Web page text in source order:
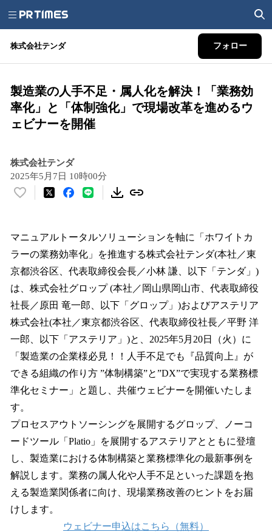
株式会社テンダ フォロー
製造業の人手不足・属人化を解決！「業務効
率化」と「体制強化」で現場改革を進めるウ
ェビナーを開催
株式会社テンダ
2025年5月7日 10時00分
い
！
読
込
み
中
で
す
マニュアルトータルソリューションを軸に「ホワイトカ
ラーの業務効率化」を推進する株式会社テンダ(本社／東
京都渋谷区、代表取締役会長／小林 謙、以下「テンダ」)
は、株式会社グロップ (本社／岡山県岡山市、代表取締役
社長／原田 竜一郎、以下「グロップ」)およびアステリア
株式会社(本社／東京都渋谷区、代表取締役社長／平野 洋
一郎、以下「アステリア」)と、2025年5月20日（火）に
「製造業の企業様必見！！人手不足でも『品質向上』が
できる組織の作り方 ”体制構築”と”DX”で実現する業務標
準化セミナー」と題し、共催ウェビナーを開催いたしま
す。
プロセスアウトソーシングを展開するグロップ、ノーコ
ードツール「Platio」を展開するアステリアとともに登壇
し、製造業における体制構築と業務標準化の最新事例を
解説します。業務の属人化や人手不足といった課題を抱
える製造業関係者に向け、現場業務改善のヒントをお届
けします。
ウェビナー申込はこちら（無料）